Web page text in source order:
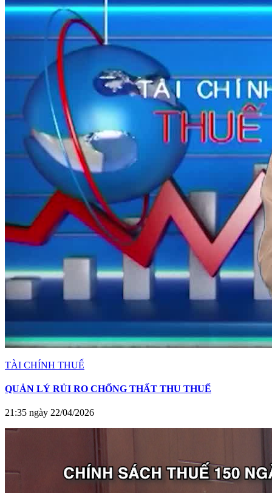
TÀI CHÍNH THUẾ
QUẢN LÝ RỦI RO CHỐNG THẤT THU THUẾ
21:35 ngày 22/04/2026